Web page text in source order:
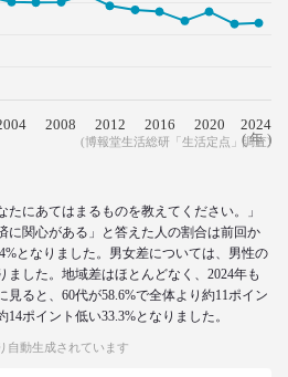
ド 連載⑨–
じる｣20代女性が増える理由―調
で判明した大きな変化
( 年 )
(博報堂生活総研「生活定点」調査)
2008 2012 2016 2020 2024
たにあてはまるものを教えてください。」
に関心がある」と答えた人の割合は前回か
となりました。男女差については、男性の
ました。地域差はほとんどなく、2024年も
ると、60代が58.6%で全体より約11ポイン
ポイント低い33.3%となりました。
自動生成されています